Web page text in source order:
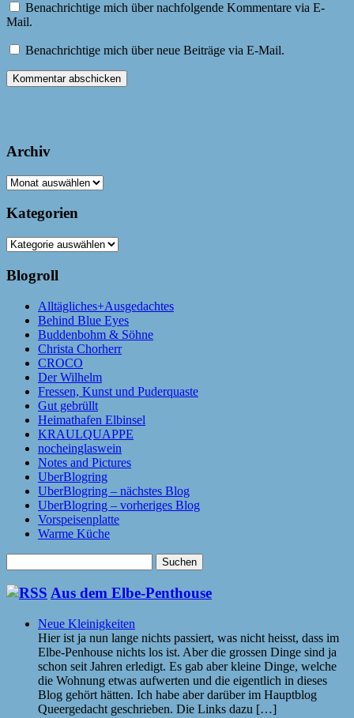
Benachrichtige mich über nachfolgende Kommentare via E-
Mail.
Benachrichtige mich über neue Beiträge via E-Mail.
Archiv
Archiv
Kategorien
Kategorien
Blogroll
Alltägliches+Ausgedachtes
Behind Blue Eyes
Buddenbohm & Söhne
Christa Chorherr
CROCO
Der Wilhelm
Fressen, Kunst und Puderquaste
Gut gebrüllt
Heimathafen Elbinsel
KRAULQUAPPE
nocheinglaswein
Notes and Pictures
UberBlogring
UberBlogring – nächstes Blog
UberBlogring – vorheriges Blog
Vorspeisenplatte
Warme Küche
nach:
Aus dem Elbe-Penthouse
Neue Kleinigkeiten
Hier ist ja nun lange nichts passiert, was nicht heisst, dass im
Elbe-Penhouse nichts los ist. Aber die grossen Dinge sind ja
schon seit Jahren erledigt. Es gab aber kleine Dinge, welche
die Wohnung etwas aufwerten und die eigentlich in dieses
Blog gehört hätten. Ich habe aber darüber im Hauptblog
Queergedacht geschrieben. Die Links dazu […]